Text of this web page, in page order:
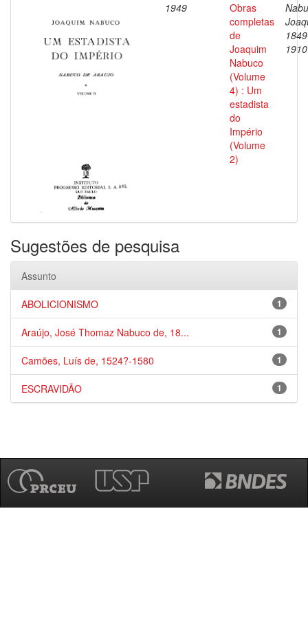
1949
Obras
completas
de
Joaquim
Nabuco
(Volume
4) : Um
estadista
do
Império
(Volume
2)
1910
Sugestões de pesquisa
Assunto
1
ABOLICIONISMO
1
Araújo, José Thomaz Nabuco de, 18...
1
Camões, Luís de, 1524?-1580
1
ESCRAVIDÃO